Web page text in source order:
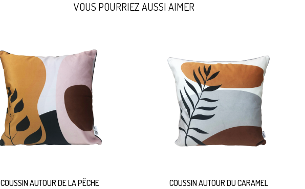
VOUS POURRIEZ AUSSI AIMER
COUSSIN AUTOUR DE LA PÊCHE COUSSIN AUTOUR DU CARAMEL